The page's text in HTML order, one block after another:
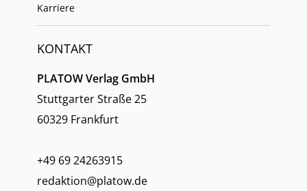
Karriere
KONTAKT
PLATOW Verlag GmbH
Stuttgarter Straße 25
60329 Frankfurt
+49 69 24263915
redaktion@platow.de